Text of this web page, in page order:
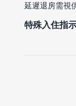
延遲退房需視
特殊入住指